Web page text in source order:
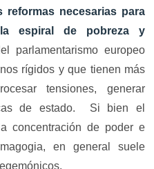
necesarias para
espiral de pobreza y
parlamentarismo europeo
rígidos y que tienen más
tensiones, generar
de estado. Si bien el
concentración de poder e
en general suele